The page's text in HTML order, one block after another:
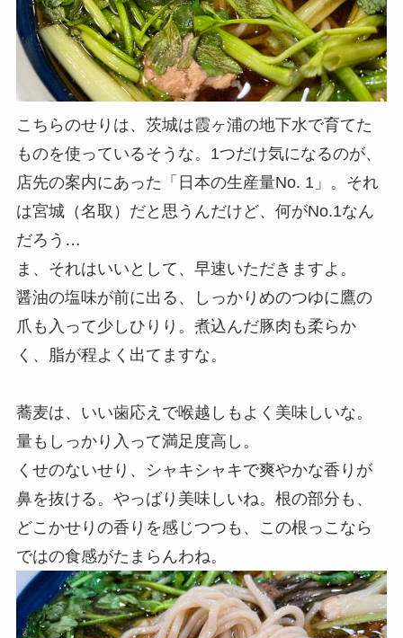
こちらのせりは、茨城は霞ヶ浦の地下水で育てた
ものを使っているそうな。1つだけ気になるのが、
店先の案内にあった「日本の生産量No. 1」。それ
は宮城（名取）だと思うんだけど、何がNo.1なん
だろう…
ま、それはいいとして、早速いただきますよ。
醤油の塩味が前に出る、しっかりめのつゆに鷹の
爪も入って少しひりり。煮込んだ豚肉も柔らか
く、脂が程よく出てますな。
蕎麦は、いい歯応えで喉越しもよく美味しいな。
量もしっかり入って満足度高し。
くせのないせり、シャキシャキで爽やかな香りが
鼻を抜ける。やっばり美味しいね。根の部分も、
どこかせりの香りを感じつつも、この根っこなら
ではの食感がたまらんわね。